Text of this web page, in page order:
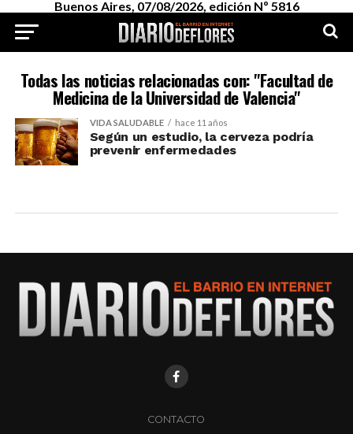
Buenos Aires, 07/08/2026, edición Nº 5816
Todas las noticias relacionadas con: "Facultad de
Medicina de la Universidad de Valencia"
VIDA SALUDABLE hace 11 años
Según un estudio, la cerveza podría
prevenir enfermedades
CONTACTO